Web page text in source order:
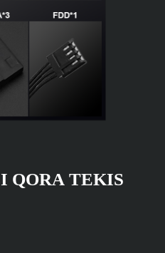
QORA TEKIS